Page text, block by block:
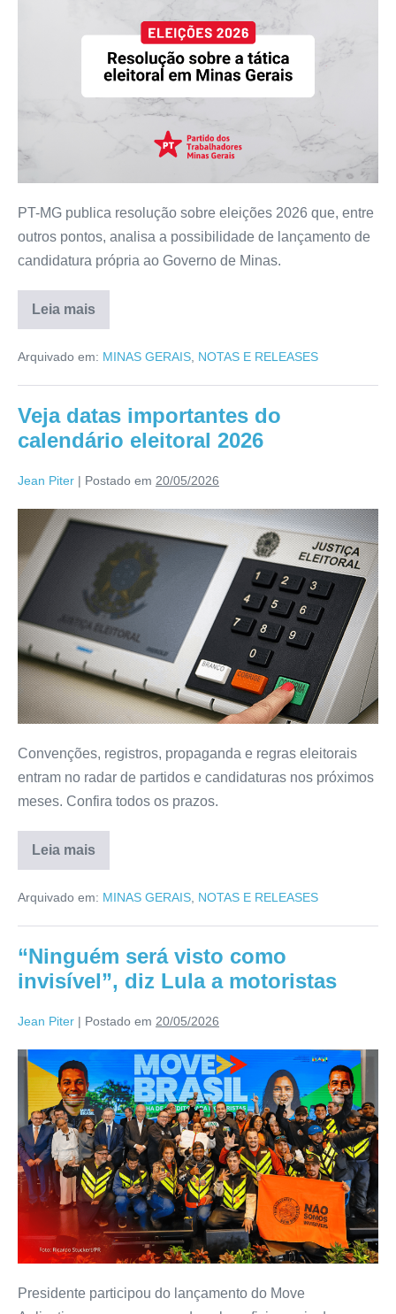
PT-MG publica resolução sobre eleições 2026 que, entre
outros pontos, analisa a possibilidade de lançamento de
candidatura própria ao Governo de Minas.
Leia mais
Arquivado em: MINAS GERAIS NOTAS E RELEASES
Veja datas importantes do
calendário eleitoral 2026
Jean Piter | Postado em 20/05/2026
Convenções, registros, propaganda e regras eleitorais
entram no radar de partidos e candidaturas nos próximos
meses. Confira todos os prazos.
Leia mais
Arquivado em: MINAS GERAIS NOTAS E RELEASES
“Ninguém será visto como
invisível”, diz Lula a motoristas
Jean Piter | Postado em 20/05/2026
Presidente participou do lançamento do Move